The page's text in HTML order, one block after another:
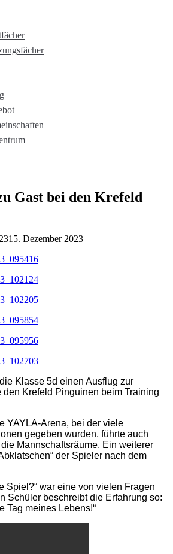
Gast bei den Krefeld
15. Dezember 2023
Klasse 5d einen Ausflug zur
den Krefeld Pinguinen beim Training
YAYLA-Arena, bei der viele
gegeben wurden, führte auch
Mannschaftsräume. Ein weiterer
der Spieler nach dem
Spiel?“ war eine von vielen Fragen
Schüler beschreibt die Erfahrung so:
Tag meines Lebens!“